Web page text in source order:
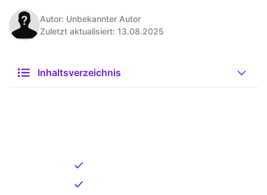
Autor: Unbekannter Autor
Zuletzt aktualisiert: 13.08.2025
Inhaltsverzeichnis